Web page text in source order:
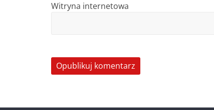
Witryna internetowa